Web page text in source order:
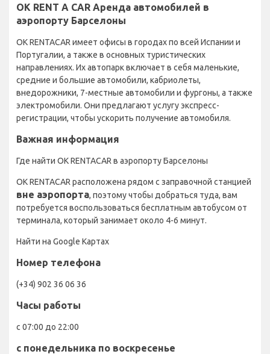
OK RENT A CAR Аренда автомобилей в
аэропорту Барселоны
OK RENTACAR имеет офисы в городах по всей Испании и
Португалии, а также в основных туристических
направлениях. Их автопарк включает в себя маленькие,
средние и большие автомобили, кабриолеты,
внедорожники, 7-местные автомобили и фургоны, а также
электромобили. Они предлагают услугу экспресс-
регистрации, чтобы ускорить получение автомобиля.
Важная информация
Где найти OK RENTACAR в аэропорту Барселоны
OK RENTACAR расположена рядом с заправочной станцией
вне аэропорта, поэтому чтобы добраться туда, вам
потребуется воспользоваться бесплатным автобусом от
терминала, который занимает около 4-6 минут.
Найти на Google Картах
Номер телефона
(+34) 902 36 06 36
Часы работы
с 07:00 до 22:00
с понедельника по воскресенье